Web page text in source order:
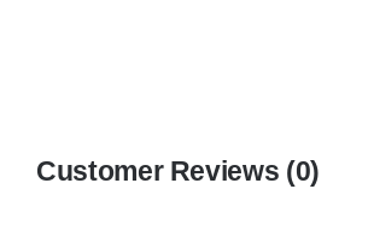
Customer Reviews (0)